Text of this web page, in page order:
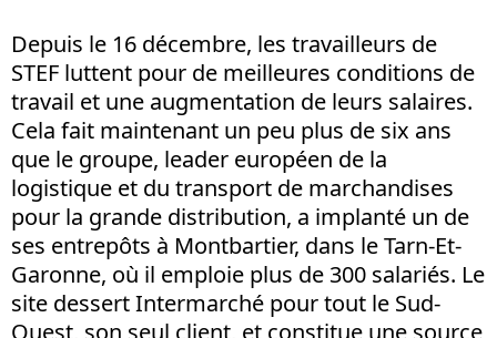
Depuis le 16 décembre, les travailleurs de
STEF luttent pour de meilleures conditions de
travail et une augmentation de leurs salaires.
Cela fait maintenant un peu plus de six ans
que le groupe, leader européen de la
logistique et du transport de marchandises
pour la grande distribution, a implanté un de
ses entrepôts à Montbartier, dans le Tarn-Et-
Garonne, où il emploie plus de 300 salariés. Le
site dessert Intermarché pour tout le Sud-
Ouest, son seul client, et constitue une source